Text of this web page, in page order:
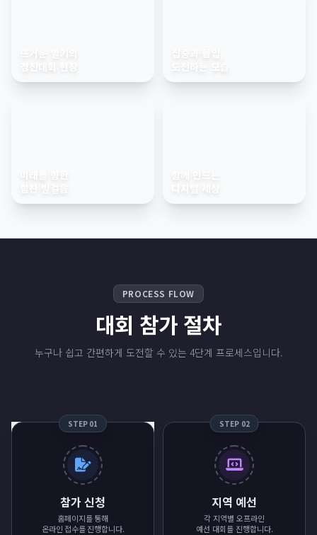
뜨거운 열기의
경진대회 현장
집중과 몰입,
미래를 향한
함께 만드는
PROCESS FLOW
대회 참가 절차
누구나 쉽고 간편하게 도전할 수 있는 4단계 프로세스입니다.
STEP 01
참가 신청
홈페이지를 통해
온라인 접수를 진행합니다.
STEP 02
지역 예선
각 지역별 오프라인
예선 대회를 진행합니다.